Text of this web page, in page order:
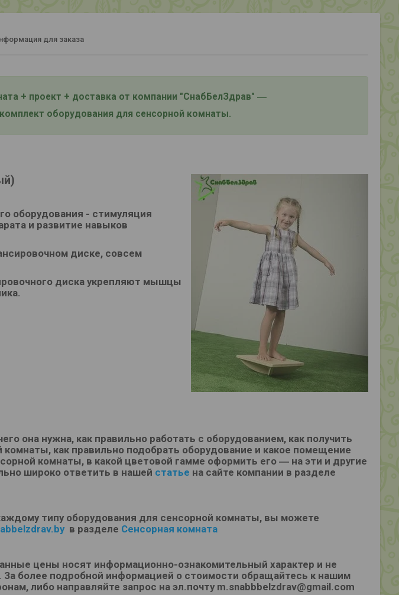
для заказа
+ проект + доставка от компании "СнабБелЗдрав" ―
оборудования для сенсорной комнаты.
оборудования - стимуляция
и развитие навыков
диске, совсем
диска укрепляют мышцы
она нужна, как правильно работать с оборудованием, как получить
как правильно подобрать оборудование и какое помещение
комнаты, в какой цветовой гамме оформить его ― на эти и другие
широко ответить в нашей статье на сайте компании в разделе
типу оборудования для сенсорной комнаты, вы можете
в разделе Сенсорная комната
цены носят информационно-ознакомительный характер и не
более подробной информацией о стоимости обращайтесь к нашим
либо направляйте запрос на эл.почту m.snabbbelzdrav@gmail.com